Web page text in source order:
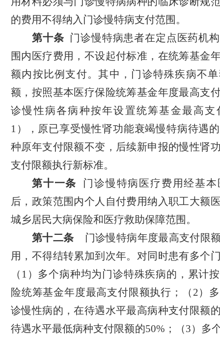
的费用不得纳入门诊慢特病支付范围。
第十条 门诊慢特病患者在定点医药机
围内医疗费用， 不设起付标准， 在统筹基金
额内按比例支付。其中， 门诊特殊疾病不单
额，按照基本医疗保险统筹基金年度最高支
诊慢性病各病种按年设置统筹基金最高支
1），原已享受慢性肾功能衰竭慢特病待遇
种原年支付限额不变，后续新申报的慢性肾
支付限额执行新标准。
第十一条
门诊慢特病医疗费用经基
后， 政策范围内个人自付费用纳入职工大额
城乡居民大病保险和医疗救助保障范围。
第十二条
门诊慢特病年度最高支付限
用，不得结转累加到次年。对同时患有多个
（ 1）多个病种均为门诊特殊疾病的，累计
险统筹基金年度最高支付限额执行；（2）
诊慢性病的，在待遇水平最高病种支付限额
待遇水平最低病种支付限额的50%； （3）多